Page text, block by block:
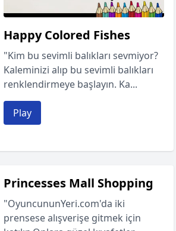
Happy Colored Fishes
"Kim bu sevimli balıkları sevmiyor?
Kaleminizi alıp bu sevimli balıkları
renklendirmeye başlayın. Ka...
Play
Princesses Mall Shopping
"OyuncununYeri.com'da iki
prensese alışverişe gitmek için